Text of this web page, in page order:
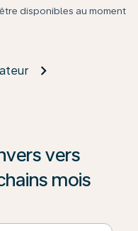
disponibles au moment
vers
mois
cliquez sur «